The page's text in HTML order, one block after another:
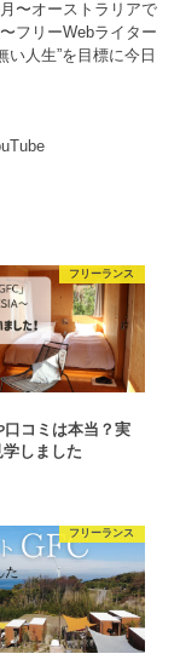
〜オーストラリアで
フリーWebライター
い人生”を目標に今日
フリーランス
口コミは本当？実
しました
フリーランス